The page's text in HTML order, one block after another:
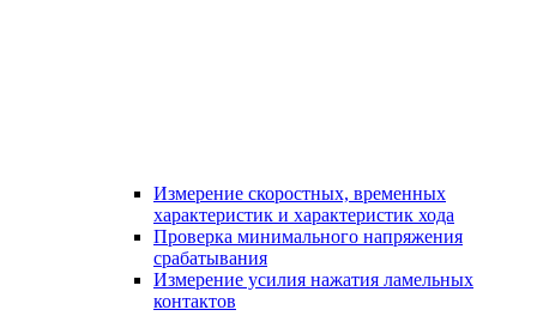
Измерение скоростных, временных
характеристик и характеристик хода
Проверка минимального напряжения
срабатывания
Измерение усилия нажатия ламельных
контактов